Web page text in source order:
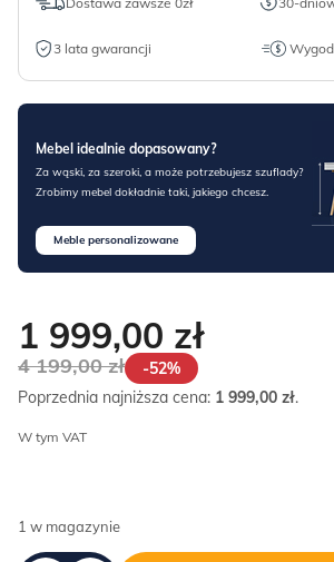
3 lata gwarancji
Mebel idealnie dopasowany?
Za wąski, za szeroki, a może potrzebujesz szuflady?
Zrobimy mebel dokładnie taki, jakiego chcesz.
Meble personalizowane
1 999,00 zł
4 199,00zł
-52%
Poprzednia najniższa cena: 1 999,00 zł.
W tym VAT
1 w magazynie